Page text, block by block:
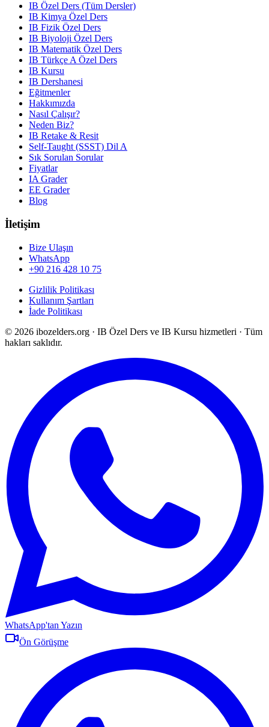
IB Özel Ders (Tüm Dersler)
IB Kimya Özel Ders
IB Fizik Özel Ders
IB Biyoloji Özel Ders
IB Matematik Özel Ders
IB Türkçe A Özel Ders
IB Kursu
IB Dershanesi
Eğitmenler
Hakkımızda
Nasıl Çalışır?
Neden Biz?
IB Retake & Resit
Self-Taught (SSST) Dil A
Sık Sorulan Sorular
Fiyatlar
IA Grader
EE Grader
Blog
İletişim
Bize Ulaşın
WhatsApp
+90 216 428 10 75
Gizlilik Politikası
Kullanım Şartları
İade Politikası
© 2026 ibozelders.org · IB Özel Ders ve IB Kursu hizmetleri · Tüm
hakları saklıdır.
WhatsApp'tan Yazın
Ön Görüşme